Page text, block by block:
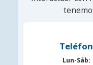
Lun-Sáb: